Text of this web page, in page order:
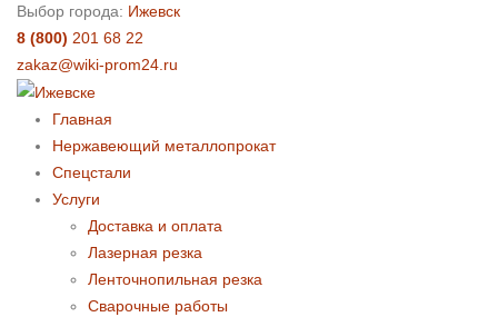
Выбор города: Ижевск
8 (800) 201 68 22
zakaz@wiki-prom24.ru
Главная
Нержавеющий металлопрокат
Спецстали
Услуги
Доставка и оплата
Лазерная резка
Ленточнопильная резка
Сварочные работы